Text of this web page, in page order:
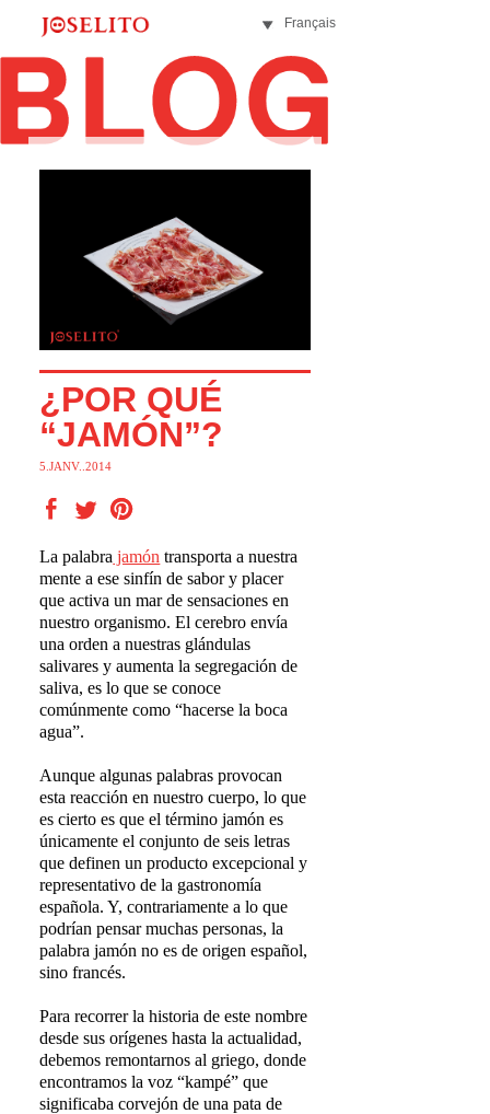
Français
¿POR QUÉ
“JAMÓN”?
5.JANV..2014
La palabra jamón transporta a nuestra
mente a ese sinfín de sabor y placer
que activa un mar de sensaciones en
nuestro organismo. El cerebro envía
una orden a nuestras glándulas
salivares y aumenta la segregación de
saliva, es lo que se conoce
comúnmente como “hacerse la boca
agua”.
Aunque algunas palabras provocan
esta reacción en nuestro cuerpo, lo que
es cierto es que el término jamón es
únicamente el conjunto de seis letras
que definen un productoexcepcional y
representativode la gastronomía
española. Y, contrariamente a lo que
podrían pensar muchas personas, la
palabra jamón no es de origen español,
sino francés.
Para recorrer la historia de este nombre
desde sus orígenes hasta la actualidad,
debemos remontarnos al griego, donde
encontramos la voz “kampé” que
significaba corvejón de una pata de